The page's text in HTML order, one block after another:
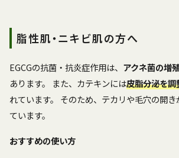
脂性肌・ニキビ肌の方へ
EGCGの抗菌・抗炎症作用は、 アクネ菌の増
あります。 また、カテキンには皮脂分泌を調
れています。 そのため、テカリや毛穴の開
ています。
おすすめの使い方